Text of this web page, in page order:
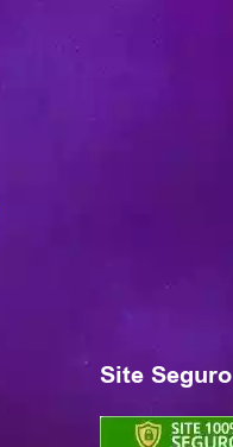
Site Seguro